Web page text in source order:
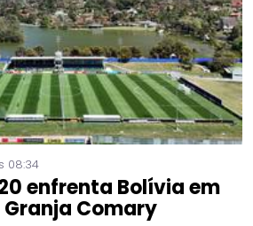
08:34
enfrenta Bolívia em
Comary